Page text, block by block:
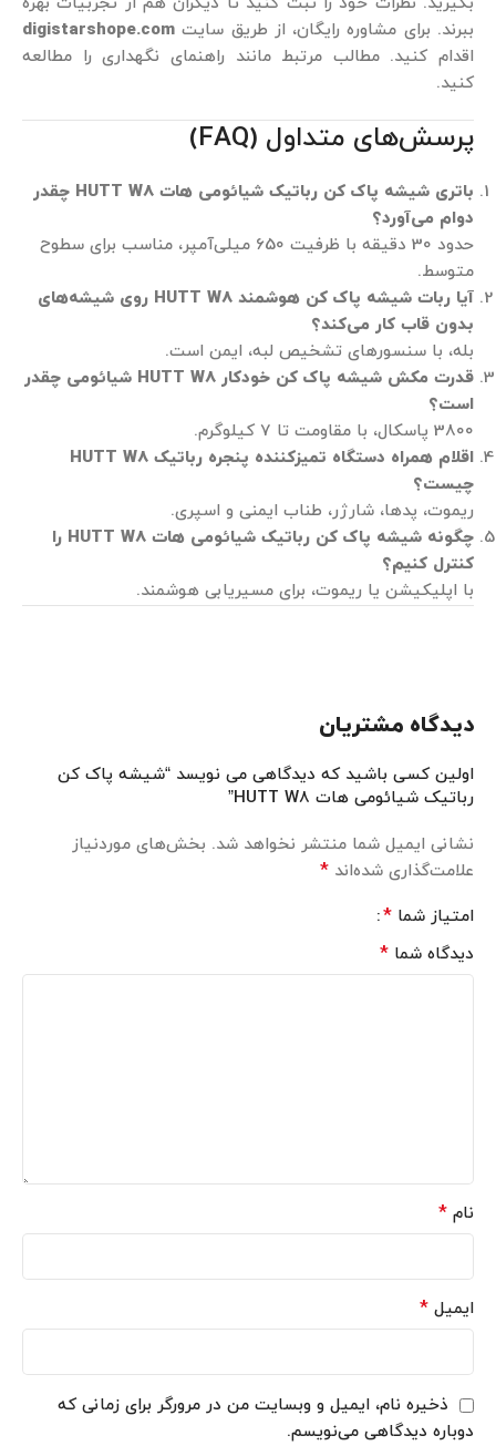
ببرند. برای مشاوره رایگان، از طریق سایت digistarshope.com
اقدام کنید. مطالب مرتبط مانند راهنمای نگهداری را مطالعه
کنید.
پرسش‌های متداول (FAQ)
باتری شیشه پاک کن رباتیک شیائومی هات HUTT W8 چقدر
دوام می‌آورد؟
حدود 30 دقیقه با ظرفیت 650 میلی‌آمپر، مناسب برای سطوح
متوسط.
آیا ربات شیشه پاک کن هوشمند HUTT W8 روی شیشه‌های
بدون قاب کار می‌کند؟
بله، با سنسورهای تشخیص لبه، ایمن است.
قدرت مکش شیشه پاک کن خودکار HUTT W8 شیائومی چقدر
است؟
3800 پاسکال، با مقاومت تا 7 کیلوگرم.
اقلام همراه دستگاه تمیزکننده پنجره رباتیک HUTT W8
چیست؟
ریموت، پدها، شارژر، طناب ایمنی و اسپری.
چگونه شیشه پاک کن رباتیک شیائومی هات HUTT W8 را
کنترل کنیم؟
با اپلیکیشن یا ریموت، برای مسیریابی هوشمند.
دیدگاه مشتریان
اولین کسی باشید که دیدگاهی می نویسد “شیشه پاک کن
رباتیک شیائومی هات HUTT W8”
نشانی ایمیل شما منتشر نخواهد شد. بخش‌های موردنیاز
علامت‌گذاری شده‌اند *
امتیاز شما *
دیدگاه شما *
نام *
ایمیل *
ذخیره نام، ایمیل و وبسایت من در مرورگر برای زمانی که
دوباره دیدگاهی می‌نویسم.